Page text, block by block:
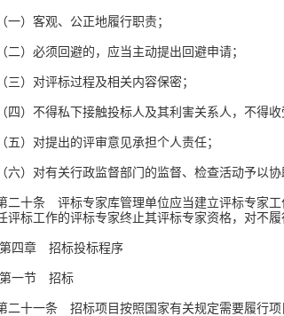
）客观、公正地履行职责；
）必须回避的，应当主动提出回避申请；
）对评标过程及相关内容保密；
）不得私下接触投标人及其利害关系人，不得收
）对提出的评审意见承担个人责任；
）对有关行政监督部门的监督、检查活动予以协
十条 评标专家库管理单位应当建立评标专家工
评标工作的评标专家终止其评标专家资格，对不
章 招标投标程序
节 招标
十一条 招标项目按照国家有关规定需要履行项